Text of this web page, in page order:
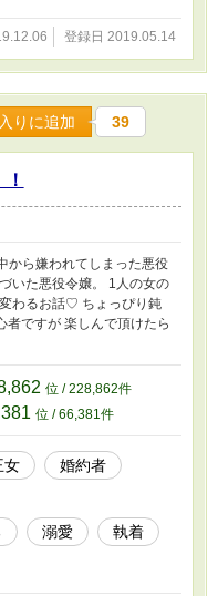
登録日 2019.05.14
りに追加 39
から嫌われてしまった悪役
いた悪役令嬢。 1人の女の
わるお話♡ ちょっぴり鈍
ですが 楽しんで頂けたら
位 / 228,862件
位 / 66,381件
女
婚約者
溺愛
執着